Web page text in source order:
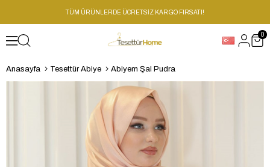
TÜM ÜRÜNLERDE ÜCRETSİZ KARGO FIRSATI!
0
Anasayfa Tesettür Abiye Abiyem Şal Pudra